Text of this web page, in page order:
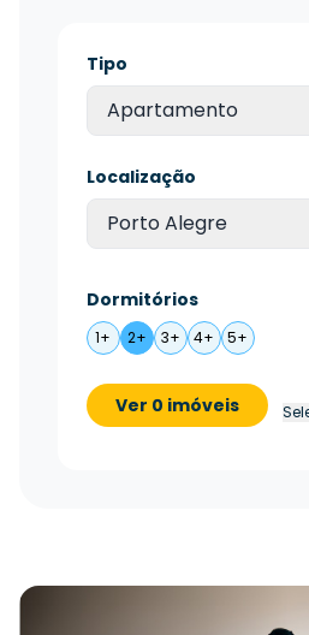
Tipo
Apartamento
Localização
Porto Alegre
Dormitórios
1+ 2+ 3+ 4+ 5+
Ver 0 imóveis